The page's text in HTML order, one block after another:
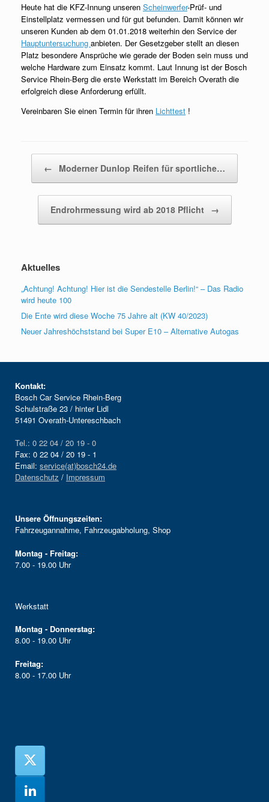
Heute hat die KFZ-Innung unseren Scheinwerfer-Prüf- und
Einstellplatz vermessen und für gut befunden. Damit können wir
unseren Kunden ab dem 01.01.2018 weiterhin den Service der
Hauptuntersuchung anbieten. Der Gesetzgeber stellt an diesen
Platz besondere Ansprüche wie gerade der Boden sein muss und
welche Hardware zum Einsatz kommt. Laut Innung ist der Bosch
Service Rhein-Berg die erste Werkstatt im Bereich Overath die
erfolgreich diese Anforderung erfüllt.
Vereinbaren Sie einen Termin für ihren Lichttest !
← Moderner Dunlop Reifen für sportliche…
Endrohrmessung wird ab 2018 Pflicht →
Aktuelles
„Achtung! Achtung! Hier ist die Sendestelle Berlin!“ – Das Radio
wird heute 100
Die Ente wird diese Woche 75 Jahre alt (KW 40/2023)
Neuer Jahreshöchststand bei Super E10 – Alternative Autogas
Kontakt:
Bosch Car Service Rhein-Berg
Schulstraße 23 / hinter Lidl
51491 Overath-Untereschbach
Tel.: 0 22 04 / 20 19 - 0
Fax: 0 22 04 / 20 19 - 1
Email: service(at)bosch24.de
Datenschutz / Impressum
Unsere Öffnungszeiten:
Fahrzeugannahme, Fahrzeugabholung, Shop
Montag - Freitag:
7.00 - 19.00 Uhr
Werkstatt
Montag - Donnerstag:
8.00 - 19.00 Uhr
Freitag:
8.00 - 17.00 Uhr